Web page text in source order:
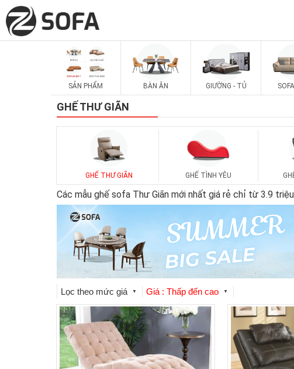
SẢN PHẨM BÀN ĂN GIƯỜNG - TỦ
GHẾ THƯ GIÃN
GHẾ THƯ GIÃN GHẾ TÌNH YÊU
Các mẫu ghế sofa Thư Giãn mới nhất giá rẻ chỉ từ 3.9
Lọc theo mức giá ▼ Giá : Thấp đến cao ▼